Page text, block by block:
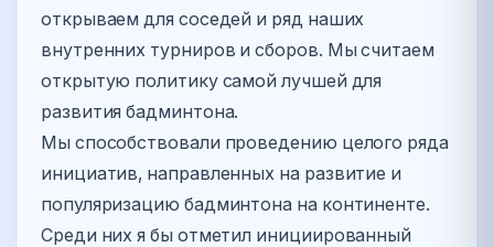
открываем для соседей и ряд наших
внутренних турниров и сборов. Мы считаем
открытую политику самой лучшей для
развития бадминтона.
Мы способствовали проведению целого ряда
инициатив, направленных на развитие и
популяризацию бадминтона на континенте.
Среди них я бы отметил инициированный